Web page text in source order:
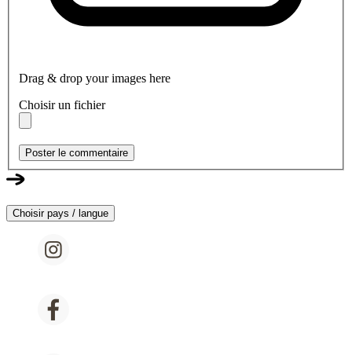
Drag & drop your images here
Choisir un fichier
Poster le commentaire
Choisir pays / langue